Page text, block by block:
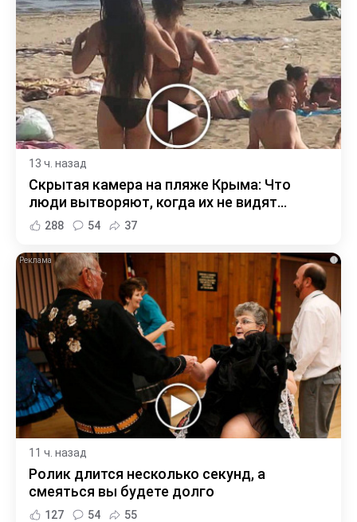
13 ч. назад
Скрытая камера на пляже Крыма: Что
люди вытворяют, когда их не видят...
288 54 37
i
11 ч. назад
Ролик длится несколько секунд, а
смеяться вы будете долго
127 54 55